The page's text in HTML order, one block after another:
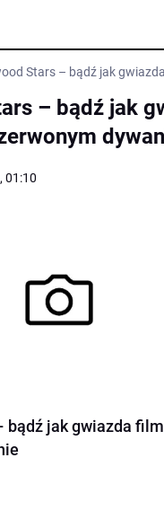
Stars – bądź jak
– bądź jak
01:10
bądź jak gwiazda